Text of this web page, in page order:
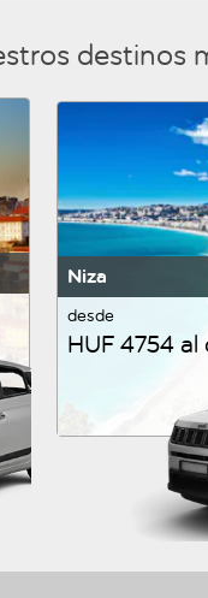
destinos
Niza
desde
HUF 4754 al